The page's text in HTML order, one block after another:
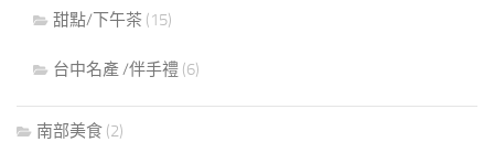
甜點/下午茶 (15)
台中名產 /伴手禮 (6)
南部美食 (2)